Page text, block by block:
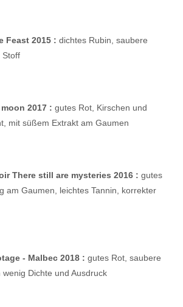
Feast 2015 : dichtes Rubin, saubere
Stoff
2017 : gutes Rot, Kirschen und
mit süßem Extrakt am Gaumen
There still are mysteries 2016 : gutes
am Gaumen, leichtes Tannin, korrekter
- Malbec 2018 : gutes Rot, saubere
Dichte und Ausdruck